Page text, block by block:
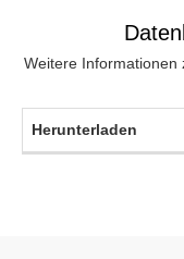
Weitere Informationen
Herunterladen